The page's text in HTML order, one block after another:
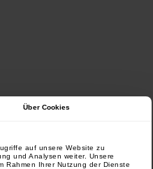
Über Cookies
auf unsere Website zu
und Analysen weiter. Unsere
Rahmen Ihrer Nutzung der Dienste